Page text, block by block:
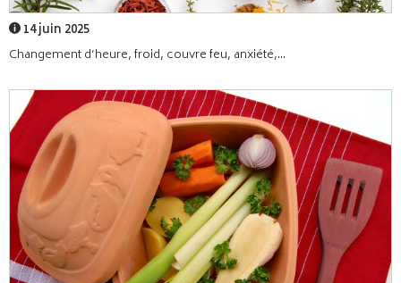
14 juin 2025
Changement d’heure, froid, couvre feu, anxiété,...